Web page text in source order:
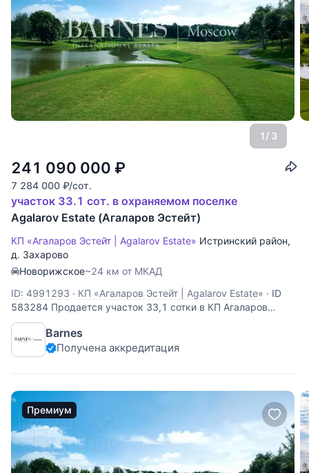
1/ 3
241 090 000 ₽
7 284 000 ₽/сот.
участок 33.1 сот. в охраняемом поселке
Agalarov Estate (Агаларов Эстейт)
КП «Агаларов Эстейт | Agalarov Estate» Истринский район,
д. Захарово
Новорижское~24 км от МКАД
ID: 4991293 · КП «Агаларов Эстейт | Agalarov Estate» · ID
583284 Продается участок 33,1 сотки в КП Агаларов
Эстейт. 23 км. от МКАД по Новорижскому шоссе. Первая
линия от озера, свой выход к озеру. Коммуникации
центральные по границе участка. Земля ИЖС.
Barnes
Получена аккредитация
Премиум